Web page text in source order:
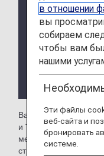
Услуги и часы
могут быть
уведомления.
В зависимости
ограничения
Вам доступны залы
и Taoxian
международном
странице вы
в отношении
вы
собираем
чтобы вам
нашими
Эти файлы
веб-сайта и
бронировать
системе.